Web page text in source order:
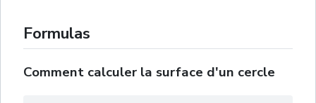
Formulas
Comment calculer la surface d'un cercle